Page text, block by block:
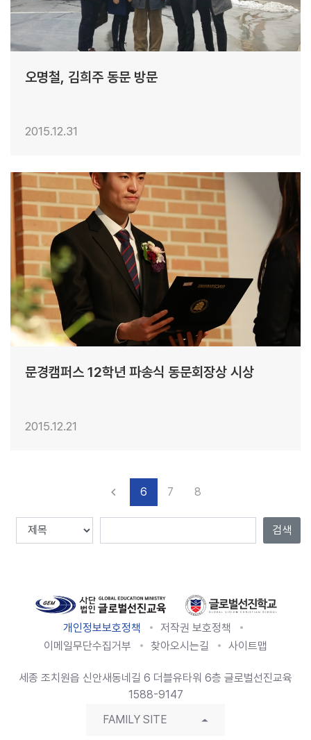
오명철, 김희주 동문 방문
2015.12.31
20
문경캠퍼스 12학년 파송식 동문회장상 시상
2015.12.21
keyboard_arrow_left이전 6 7 8
검색
개인정보보호정책
저작권 보호정책
이메일무단수집거부
찾아오시는길 사이트맵
세종 조치원읍 신안새동네길 6 더블유타워 6층 글로벌선진교육
1588-9147
FAMILY SITE